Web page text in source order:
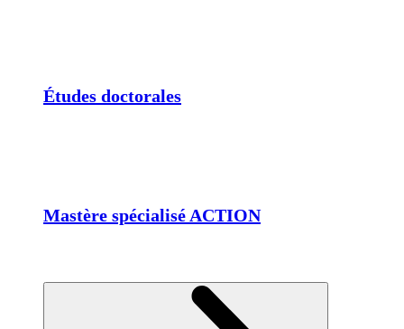
Études doctorales
Mastère spécialisé ACTION